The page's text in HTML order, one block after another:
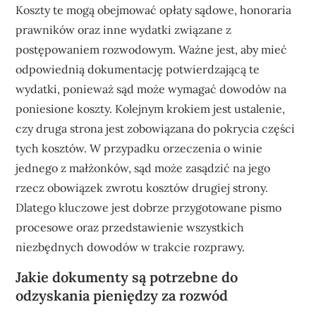
Koszty te mogą obejmować opłaty sądowe, honoraria
prawników oraz inne wydatki związane z
postępowaniem rozwodowym. Ważne jest, aby mieć
odpowiednią dokumentację potwierdzającą te
wydatki, ponieważ sąd może wymagać dowodów na
poniesione koszty. Kolejnym krokiem jest ustalenie,
czy druga strona jest zobowiązana do pokrycia części
tych kosztów. W przypadku orzeczenia o winie
jednego z małżonków, sąd może zasądzić na jego
rzecz obowiązek zwrotu kosztów drugiej strony.
Dlatego kluczowe jest dobrze przygotowane pismo
procesowe oraz przedstawienie wszystkich
niezbędnych dowodów w trakcie rozprawy.
Jakie dokumenty są potrzebne do
odzyskania pieniędzy za rozwód